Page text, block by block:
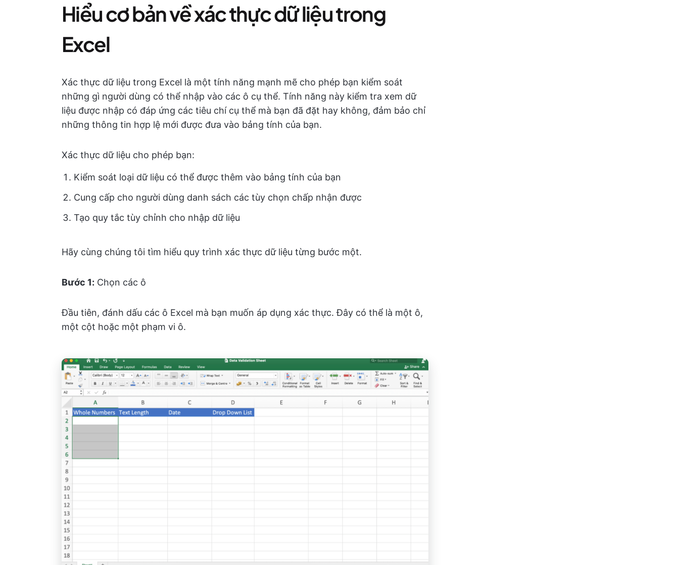
Hiểu cơ bản về xác thực dữ liệu trong
Excel
Xác thực dữ liệu trong Excel là một tính năng mạnh mẽ cho phép bạn kiểm soát
những gì người dùng có thể nhập vào các ô cụ thể. Tính năng này kiểm tra xem dữ
liệu được nhập có đáp ứng các tiêu chí cụ thể mà bạn đã đặt hay không, đảm bảo chỉ
những thông tin hợp lệ mới được đưa vào bảng tính của bạn.
Xác thực dữ liệu cho phép bạn:
Kiểm soát loại dữ liệu có thể được thêm vào bảng tính của bạn
Cung cấp cho người dùng danh sách các tùy chọn chấp nhận được
Tạo quy tắc tùy chỉnh cho nhập dữ liệu
Hãy cùng chúng tôi tìm hiểu quy trình xác thực dữ liệu từng bước một.
Bước 1: Chọn các ô
Đầu tiên, đánh dấu các ô Excel mà bạn muốn áp dụng xác thực. Đây có thể là một ô,
một cột hoặc một phạm vi ô.